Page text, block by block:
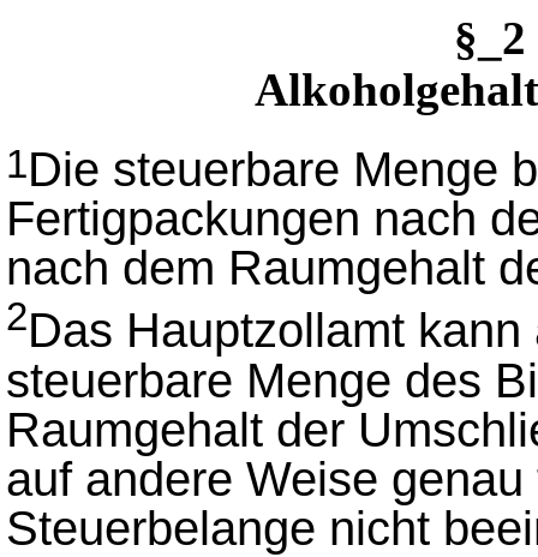
1Die steuerbare Menge
Fertigpackungen nach
nach dem Raumgehalt
2Das Hauptzollamt
steuerbare Menge des
Raumgehalt der
auf andere Weise
Steuerbelange nicht